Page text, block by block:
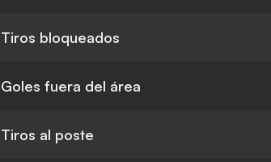
Tiros bloqueados
Goles fuera del área
Tiros al poste